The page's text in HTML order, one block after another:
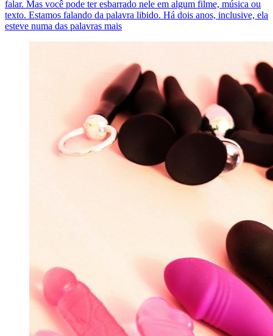
falar. Mas você pode ter esbarrado nele em algum filme, música ou
texto. Estamos falando da palavra libido. Há dois anos, inclusive, ela
esteve numa das palavras mais